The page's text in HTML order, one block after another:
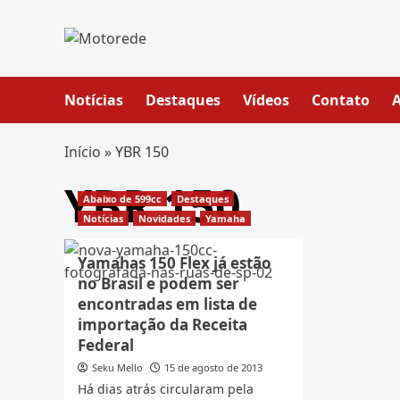
Notícias Destaques Vídeos Contato
Início »YBR 150
YBR 150
Abaixo de 599cc
Destaques
Notícias
Novidades Yamaha
Yamahas 150 Flex já estão
no Brasil e podem ser
encontradas em lista de
importação da Receita
Federal
Seku Mello 15 de agosto de 2013
Há dias atrás circularam pela